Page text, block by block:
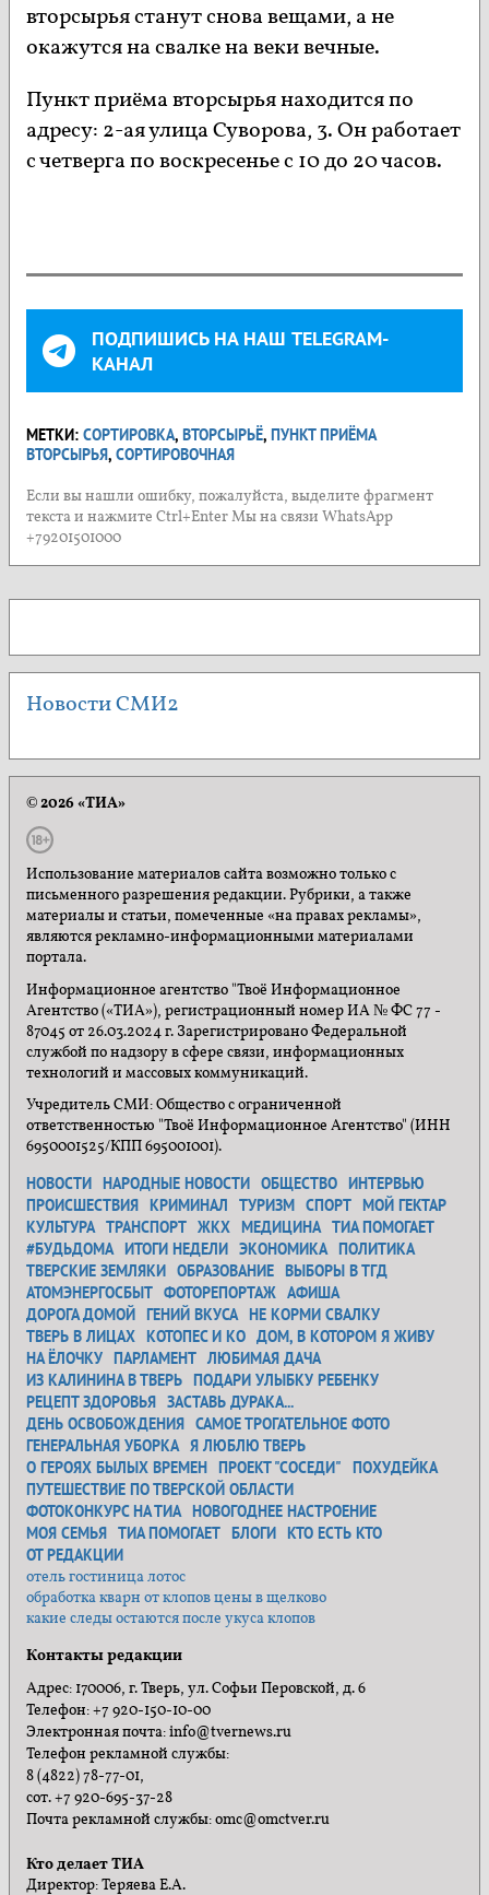
вторсырья станут снова вещами, а не
окажутся на свалке на веки вечные.
Пункт приёма вторсырья находится по
адресу: 2-ая улица Суворова, 3. Он работает
с четверга по воскресенье с 10 до 20 часов.
ПОДПИШИСЬ НА НАШ TELEGRAM-
КАНАЛ
МЕТКИ: СОРТИРОВКА, ВТОРСЫРЬЁ, ПУНКТ ПРИЁМА
ВТОРСЫРЬЯ, СОРТИРОВОЧНАЯ
Если вы нашли ошибку, пожалуйста, выделите фрагмент
текста и нажмите Ctrl+Enter Мы на связи WhatsApp
+79201501000
Новости СМИ2
© 2026 «ТИА»
Использование материалов сайта возможно только с
письменного разрешения редакции. Рубрики, а также
материалы и статьи, помеченные «на правах рекламы»,
являются рекламно-информационными материалами
портала.
Информационное агентство "Твоё Информационное
Агентство («ТИА»), регистрационный номер ИА № ФС 77 -
87045 от 26.03.2024 г. Зарегистрировано Федеральной
службой по надзору в сфере связи, информационных
технологий и массовых коммуникаций.
Учредитель СМИ: Общество с ограниченной
ответственностью "Твоё Информационное Агентство" (ИНН
6950001525/КПП 695001001).
НОВОСТИ НАРОДНЫЕ НОВОСТИ ОБЩЕСТВО ИНТЕРВЬЮ
ПРОИСШЕСТВИЯ КРИМИНАЛ ТУРИЗМ СПОРТ МОЙ ГЕКТАР
КУЛЬТУРА ТРАНСПОРТ ЖКХ МЕДИЦИНА ТИА ПОМОГАЕТ
#БУДЬДОМА ИТОГИ НЕДЕЛИ ЭКОНОМИКА ПОЛИТИКА
ТВЕРСКИЕ ЗЕМЛЯКИ ОБРАЗОВАНИЕ ВЫБОРЫ В ТГД
АТОМЭНЕРГОСБЫТ ФОТОРЕПОРТАЖ АФИША
ДОРОГА ДОМОЙ ГЕНИЙ ВКУСА НЕ КОРМИ СВАЛКУ
ТВЕРЬ В ЛИЦАХ КОТОПЕС И КО ДОМ, В КОТОРОМ Я ЖИВУ
НА ЁЛОЧКУ ПАРЛАМЕНТ ЛЮБИМАЯ ДАЧА
ИЗ КАЛИНИНА В ТВЕРЬ ПОДАРИ УЛЫБКУ РЕБЕНКУ
РЕЦЕПТ ЗДОРОВЬЯ ЗАСТАВЬ ДУРАКА...
ДЕНЬ ОСВОБОЖДЕНИЯ САМОЕ ТРОГАТЕЛЬНОЕ ФОТО
ГЕНЕРАЛЬНАЯ УБОРКА Я ЛЮБЛЮ ТВЕРЬ
О ГЕРОЯХ БЫЛЫХ ВРЕМЕН ПРОЕКТ "СОСЕДИ"
ПОХУДЕЙКА
ПУТЕШЕСТВИЕ ПО ТВЕРСКОЙ ОБЛАСТИ
ФОТОКОНКУРС НА ТИА НОВОГОДНЕЕ НАСТРОЕНИЕ
МОЯ СЕМЬЯ ТИА ПОМОГАЕТ БЛОГИ КТО ЕСТЬ КТО
ОТ РЕДАКЦИИ
отель гостиница лотос
обработка кварн от клопов цены в щелково
какие следы остаются после укуса клопов
Контакты редакции
Адрес: 170006, г. Тверь, ул. Софьи Перовской, д. 6
Телефон: +7 920-150-10-00
Электронная почта: info@tvernews.ru
Телефон рекламной службы:
8 (4822) 78-77-01,
сот. +7 920-695-37-28
Почта рекламной службы: omc@omctver.ru
Кто делает ТИА
Директор: Теряева Е.А.